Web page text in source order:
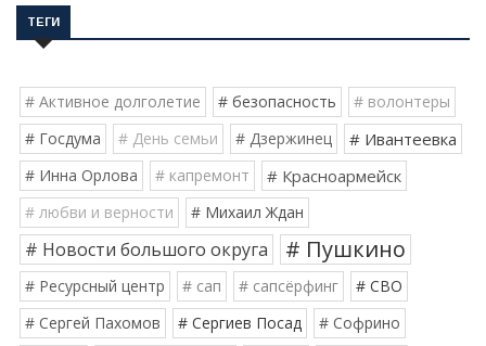
ТЕГИ
# Активное долголетие # безопасность
# волонтеры
# Госдума
# День семьи # Дзержинец # Ивантеевка
# Инна Орлова # капремонт # Красноармейск
# любви и верности # Михаил Ждан
# Новости большого округа # Пушкино
# Ресурсный центр # сап # сапсёрфинг
# СВО
# Сергей Пахомов
# Сергиев Посад
# Софрино